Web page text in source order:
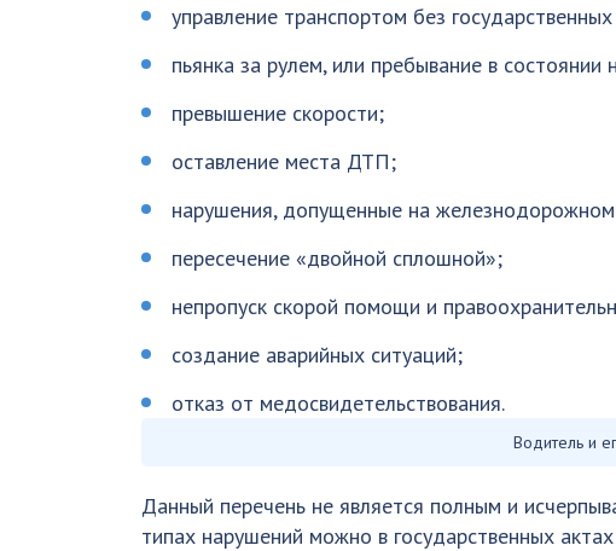
управление транспортом без
пьянка за рулем, или пребывание в состоянии
превышение скорости;
оставление места ДТП;
нарушения, допущенные на
пересечение «двойной сплошной»;
непропуск скорой помощи и
создание аварийных ситуаций;
отказ от медосвидетельствования.
Водитель и
Данный перечень не является полным и
типах нарушений можно в государственных